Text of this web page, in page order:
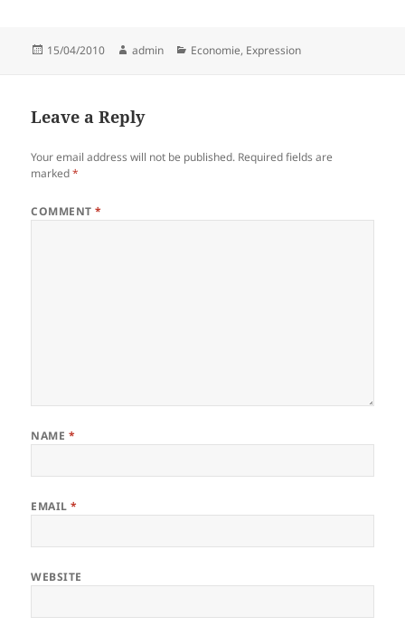
Posted
15/04/2010 Author
admin Categories
Economie, Expression
Leave a Reply
Your email address will not be published. Required fields are
marked*
COMMENT*
NAME *
EMAIL*
WEBSITE